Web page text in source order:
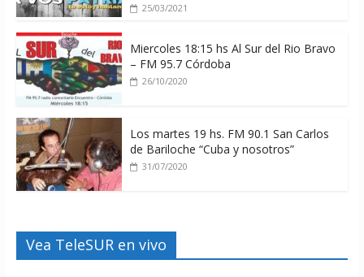
25/03/2021
Miercoles 18:15 hs Al Sur del Rio Bravo
– FM 95.7 Córdoba
26/10/2020
Los martes 19 hs. FM 90.1 San Carlos
de Bariloche “Cuba y nosotros”
31/07/2020
Vea TeleSUR en vivo